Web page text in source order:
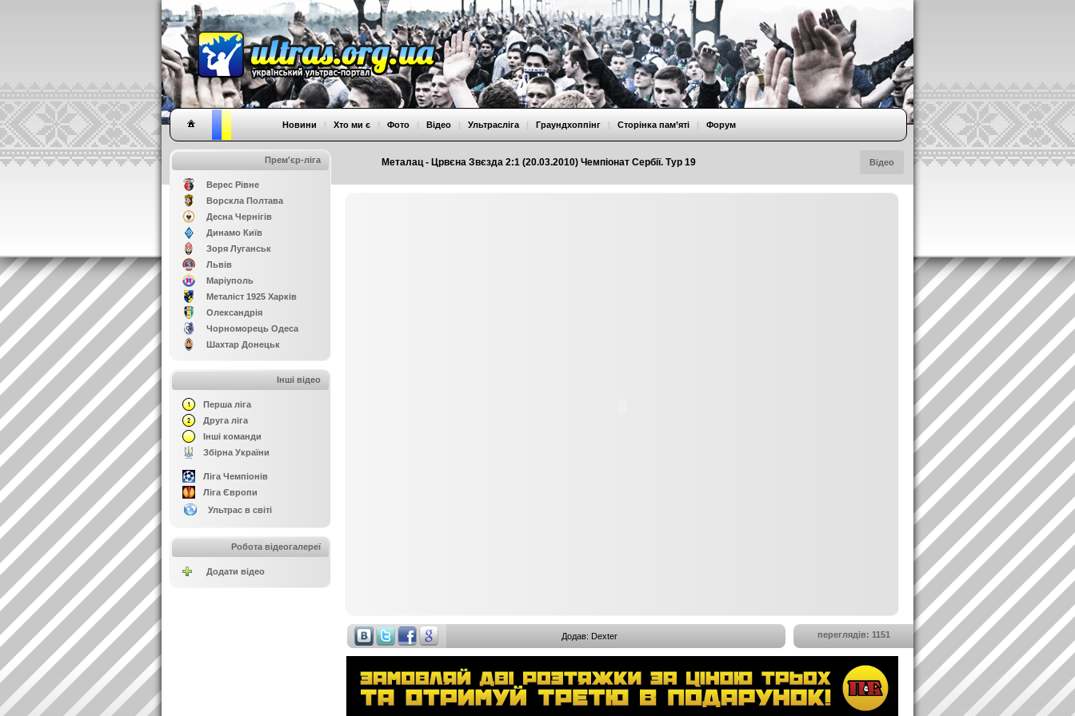
Металац - Црвєна Звєзда 2:1 (20.03.2010) Чемпіонат Сербії. Тур 19 Відео
Новини | Хто ми є | Фото | Відео | Ультрасліга | Граундхоппінг | Сторінка пам’яті | Форум
Прем'єр-ліга
Верес Рівне
Ворскла Полтава
Десна Чернігів
Динамо Київ
Зоря Луганськ
Львів
Маріуполь
Металіст 1925 Харків
Олександрія
Чорноморець Одеса
Шахтар Донецьк
Інші відео
Перша ліга
Друга ліга
Інші команди
Збірна України
Ліга Чемпіонів
Ліга Європи
Ультрас в світі
Робота відеогалереї
Додати відео
Додав: Dexter переглядів: 1151